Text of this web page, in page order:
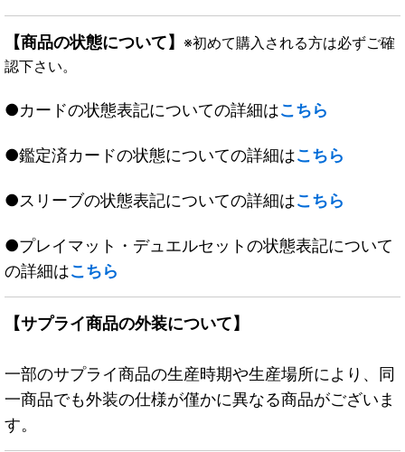
【商品の状態について】 ※初めて購入される方は必ずご確
認下さい。
●カードの状態表記についての詳細はこちら
●鑑定済カードの状態についての詳細はこちら
●スリーブの状態表記についての詳細はこちら
●プレイマット・デュエルセットの状態表記について
の詳細はこちら
【サプライ商品の外装について】
一部のサプライ商品の生産時期や生産場所により、同
一商品でも外装の仕様が僅かに異なる商品がございま
す。